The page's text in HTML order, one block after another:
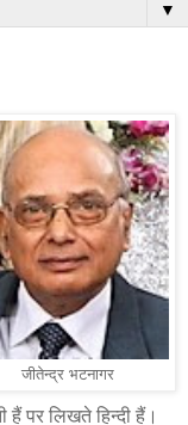
▼
जीतेन्द्र भटनागर
हैं पर लिखते हिन्दी हैं।